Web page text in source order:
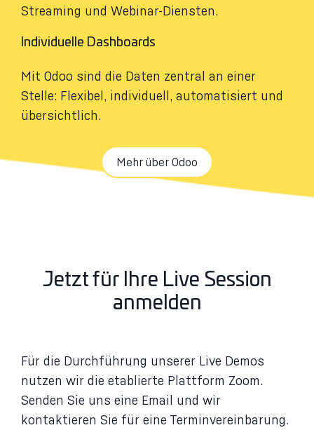
Streaming und Webinar-Diensten.
Individuelle Dashboards
Mit Odoo sind die Daten zentral an einer
Stelle: Flexibel, individuell, automatisiert und
übersichtlich.
Mehr über Odoo
Jetzt für Ihre Live Session
anmelden
Für die Durchführung unserer Live Demos
nutzen wir die etablierte Plattform Zoom.
Senden Sie uns eine Email und wir
kontaktieren Sie für eine Terminvereinbarung.